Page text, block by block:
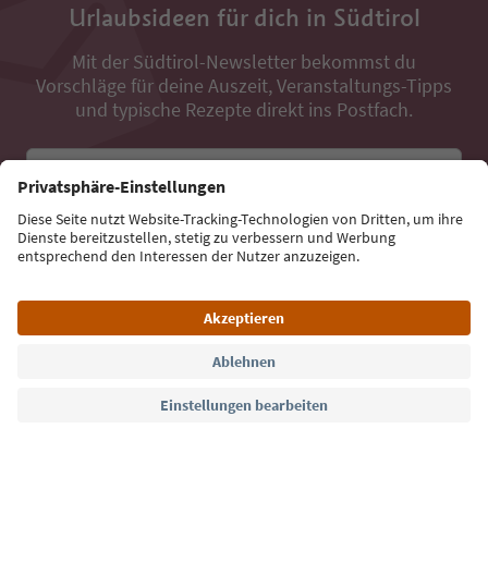
Urlaubsideen für dich in Südtirol
Mit der Südtirol-Newsletter bekommst du
Vorschläge für deine Auszeit, Veranstaltungs-Tipps
und typische Rezepte direkt ins Postfach.
Jetzt anmelden